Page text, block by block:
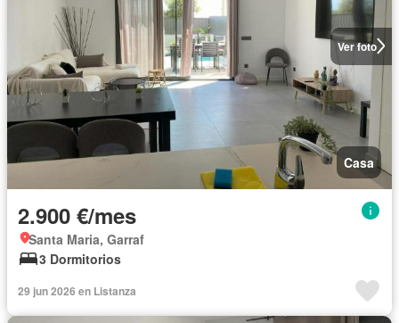
Ver foto
Casa
2.900 €/mes
Santa Maria, Garraf
3 Dormitorios
29 jun 2026 en Listanza